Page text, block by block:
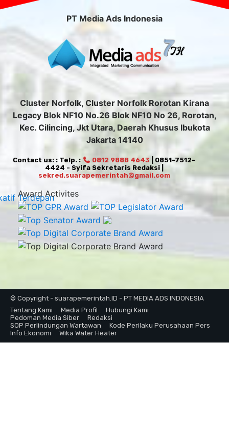
PT Media Ads Indonesia
Cluster Norfolk, Cluster Norfolk Rorotan Kirana
Legacy Blok NF10 No.26 Blok NF10 No 26, Rorotan,
Kec. Cilincing, Jkt Utara, Daerah Khusus Ibukota
Jakarta 14140
Contact us: : Telp. : 0812 9888 4643 | 0851-7512-
4424 - Syifa Sekretaris Redaksi |
sekred.suarapemerintah@gmail.com
Award Activites
© Copyright - suarapemerintah.ID - PT MEDIA ADS INDONESIA
Tentang Kami
Media Profil
Hubungi Kami
Pedoman Media Siber
Redaksi
SOP Perlindungan Wartawan
Kode Perilaku Perusahaan Pers
Info Ekonomi
Wika Water Heater